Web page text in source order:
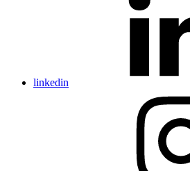
linkedin